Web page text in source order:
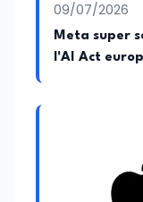
09/07/2026
Meta super
l'AI Act